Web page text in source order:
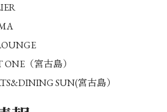
ONE（宮古島）
SUN(宮古島）